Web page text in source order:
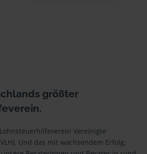
größter
Vereinigte
Und das mit wachsendem Erfolg: